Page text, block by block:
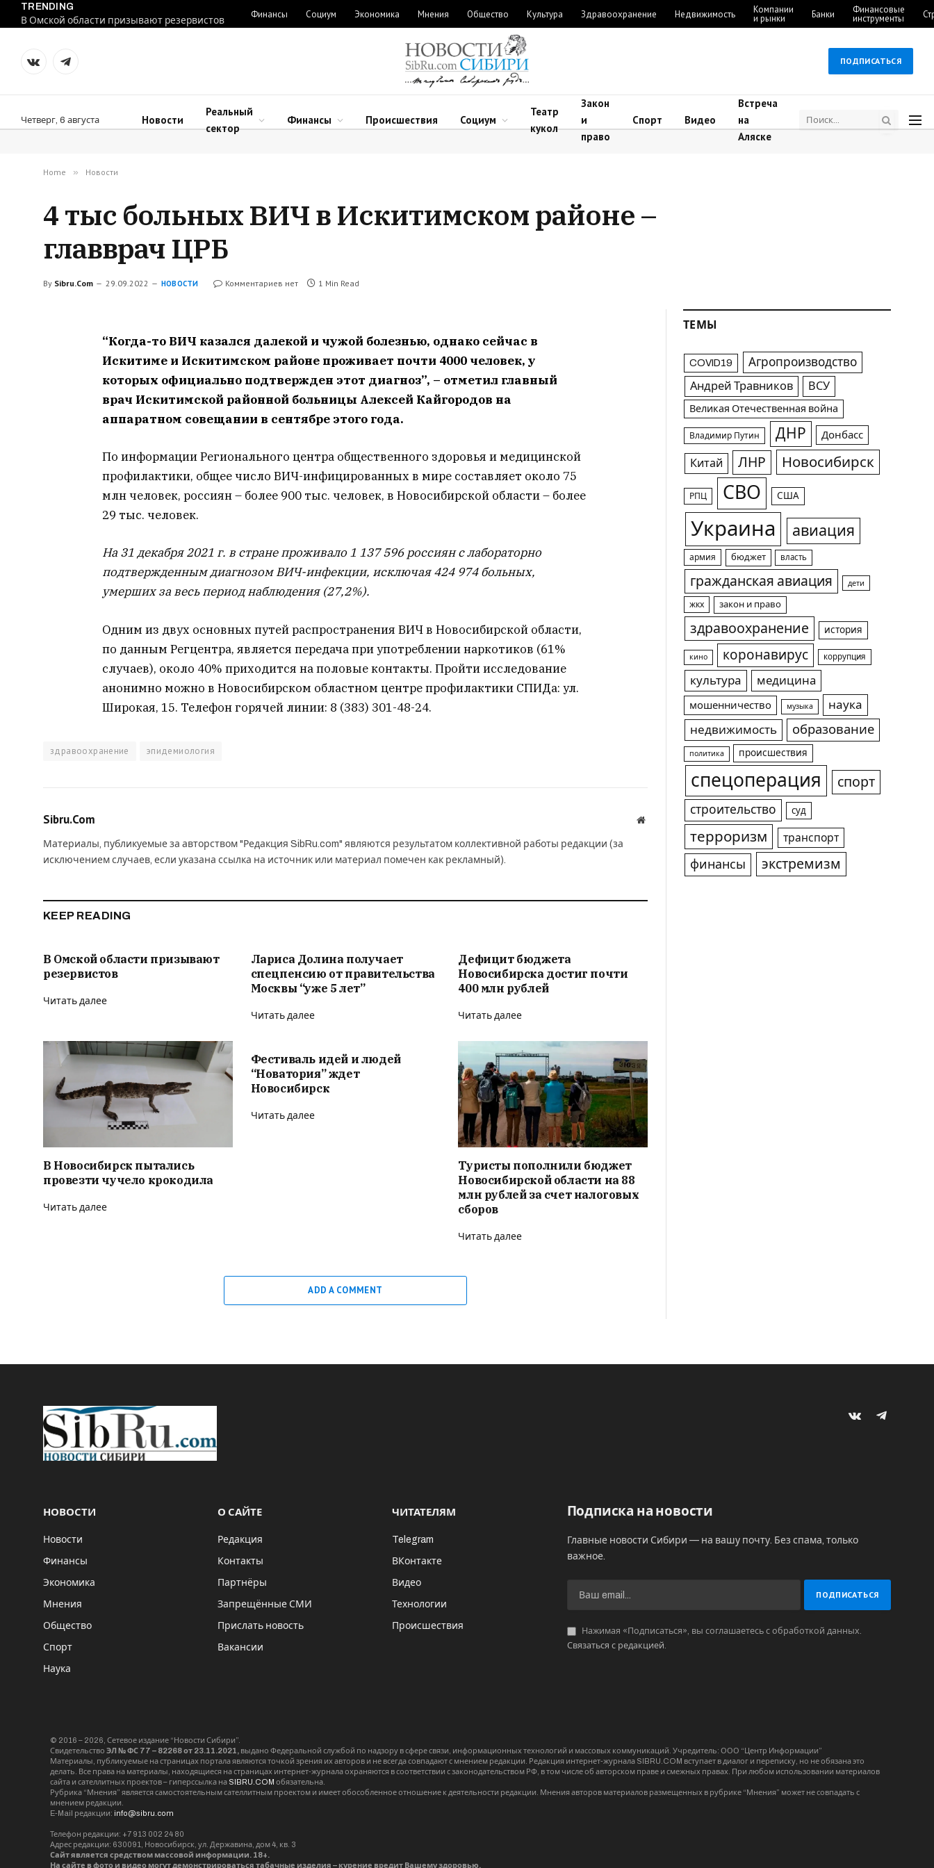
TRENDING
В Омской области призывают резервистов
Финансы Социум Экономика Мнения Общество Культура Здравоохранение Недвижимость Компании
и рынки Банки Финансовые
инструменты
VKontakteTelegram
ПОДПИСАТЬСЯ
Четверг, 6 августа Новости
Реальный
сектор
Финансы Происшествия Социум
Театр
кукол
Закон
и
право
Спорт Видео
Встреча
на
Аляске
Home » Новости
4 тыс больных ВИЧ в Искитимском районе –
главврач ЦРБ
By Sibru.Com 29.09.2022 НОВОСТИ Комментариев нет 1 Min Read
“Когда-то ВИЧ казался далекой и чужой болезнью, однако сейчас в
Искитиме и Искитимском районе проживает почти 4000 человек, у
которых официально подтвержден этот диагноз”, – отметил главный
врач Искитимской районной больницы Алексей Кайгородов на
аппаратном совещании в сентябре этого года.
По информации Регионального центра общественного здоровья и медицинской
профилактики, общее число ВИЧ-инфицированных в мире составляет около 75
млн человек, россиян – более 900 тыс. человек, в Новосибирской области – более
29 тыс. человек.
На 31 декабря 2021 г. в стране проживало 1 137 596 россиян с лабораторно
подтвержденным диагнозом ВИЧ-инфекции, исключая 424 974 больных,
умерших за весь период наблюдения (27,2%).
Одним из двух основных путей распространения ВИЧ в Новосибирской области,
по данным Регцентра, является передача при употреблении наркотиков (61%
случаев), около 40% приходится на половые контакты. Пройти исследование
анонимно можно в Новосибирском областном центре профилактики СПИДа: ул.
Широкая, 15. Телефон горячей линии: 8 (383) 301-48-24.
здравоохранение эпидемиология
Sibru.Com Website
Материалы, публикуемые за авторством "Редакция SibRu.com" являются результатом коллективной работы редакции (за
исключением случаев, если указана ссылка на источник или материал помечен как рекламный).
KEEP READING
В Омской области призывают
резервистов
Читать далее
Лариса Долина получает
спецпенсию от правительства
Москвы “уже 5 лет”
Читать далее
Дефицит бюджета
Новосибирска достиг почти
400 млн рублей
Читать далее
В Новосибирск пытались
провезти чучело крокодила
Читать далее
Фестиваль идей и людей
“Новатория” ждет
Новосибирск
Читать далее
Туристы пополнили бюджет
Новосибирской области на 88
млн рублей за счет налоговых
сборов
Читать далее
ADD A COMMENT
ТЕМЫ
COVID19 Агропроизводство
Андрей Травников ВСУ
Великая Отечественная война
Владимир Путин ДНР Донбасс
Китай ЛНР Новосибирск
РПЦ СВО США
Украина авиация
армия бюджет власть
гражданская авиация дети
жкх закон и право
здравоохранение история
кино коронавирус коррупция
культура медицина
мошенничество музыка
наука
недвижимость
образование
политика происшествия
спецоперация спорт
строительство суд
терроризм транспорт
финансы экстремизм
VKontakteTelegram
НОВОСТИ
Новости
Финансы
Экономика
Мнения
Общество
Спорт
Наука
О САЙТЕ
Редакция
Контакты
Партнёры
Запрещённые СМИ
Прислать новость
Вакансии
ЧИТАТЕЛЯМ
Telegram
ВКонтакте
Видео
Технологии
Происшествия
Подписка на новости
Главные новости Сибири — на вашу почту. Без спама, только
важное.
Нажимая «Подписаться», вы соглашаетесь с обработкой данных.
Связаться с редакцией.
© 2016 – 2026, Сетевое издание “Новости Сибири”.
Свидетельство ЭЛ № ФС 77 – 82268 от 23.11.2021, выдано Федеральной службой по надзору в сфере связи, информационных технологий и массовых коммуникаций. Учредитель: ООО “Центр Информации”
Материалы, публикуемые на страницах портала являются точкой зрения их авторов и не всегда совпадают с мнением редакции. Редакция интернет-журнала SIBRU.COM вступает в диалог и переписку, но не обязана это
делать. Все права на материалы, находящиеся на страницах интернет-журнала охраняются в соответствии с законодательством РФ, в том числе об авторском праве и смежных правах. При любом использовании материалов
сайта и сателлитных проектов – гиперссылка на SIBRU.COM обязательна.
Рубрика “Мнения” является самостоятельным сателлитным проектом и имеет обособленное отношение к деятельности редакции. Мнения авторов материалов размещенных в рубрике “Мнения” может не совпадать с
мнением редакции.
E-Mail редакции: info@sibru.com
Телефон редакции: +7 913 002 24 80
Адрес редакции: 630091, Новосибирск, ул. Державина, дом 4, кв. 3
Сайт является средством массовой информации. 18+.
На сайте в фото и видео могут демонстрироваться табачные изделия – курение вредит Вашему здоровью.